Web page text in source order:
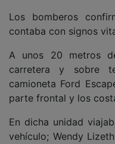
Los bomberos
contaba con signos
A unos 20 metros
carretera y sobre
camioneta Ford
parte frontal y los
En dicha unidad
vehículo; Wendy